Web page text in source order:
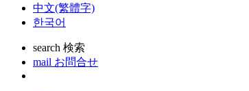
中文(繁體字)
한국어
search 検索
mail お問合せ